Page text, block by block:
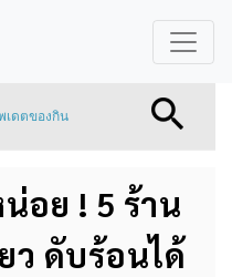
เดตของกิน
อย ! 5 ร้าน
ว ดับร้อนได้